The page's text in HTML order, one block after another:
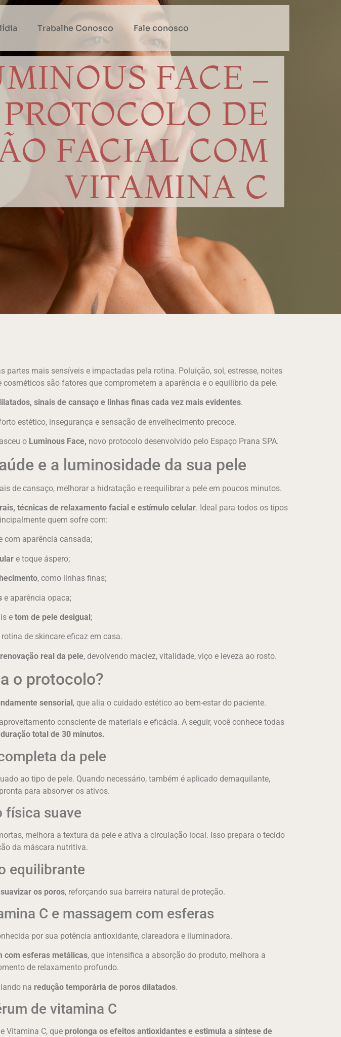
Trabalhe Conosco Fale conosco
FACE –
DE
FACIAL COM
VITAMINA C
mais sensíveis e impactadas pela rotina. Poluição, sol, estresse, noites
são fatores que comprometem a aparência e o equilíbrio da pele.
sinais de cansaço e linhas finas cada vez mais evidentes.
estético, insegurança e sensação de envelhecimento precoce.
o Luminous Face, novo protocolo desenvolvido pelo Espaço Prana SPA.
e a luminosidade da sua pele
de cansaço, melhorar a hidratação e reequilibrar a pele em poucos minutos.
técnicas de relaxamento facial e estímulo celular. Ideal para todos os tipos
quem sofre com:
com aparência cansada;
e toque áspero;
, como linhas finas;
e aparência opaca;
e tom de pele desigual;
de skincare eficaz em casa.
real da pele, devolvendo maciez, vitalidade, viço e leveza ao rosto.
o protocolo?
sensorial, que alia o cuidado estético ao bem-estar do paciente.
consciente de materiais e eficácia. A seguir, você conhece todas
total de 30 minutos.
da pele
ao tipo de pele. Quando necessário, também é aplicado demaquilante,
para absorver os ativos.
física suave
melhora a textura da pele e ativa a circulação local. Isso prepara o tecido
da máscara nutritiva.
equilibrante
os poros, reforçando sua barreira natural de proteção.
C e massagem com esferas
por sua potência antioxidante, clareadora e iluminadora.
com esferas metálicas, que intensifica a absorção do produto, melhora a
de relaxamento profundo.
na redução temporária de poros dilatados.
de vitamina C
Vitamina C, que prolonga os efeitos antioxidantes e estimula a síntese de